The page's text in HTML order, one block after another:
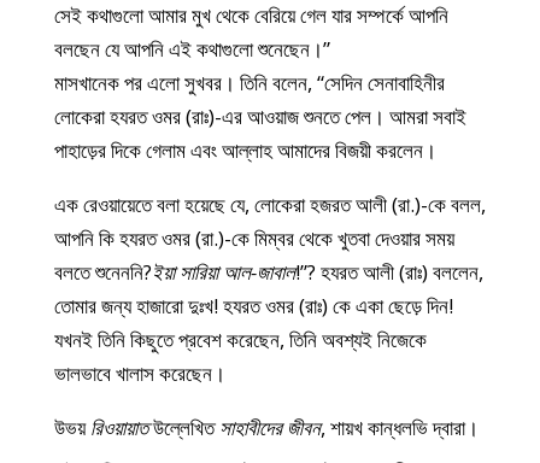
সেই কথাগুলো আমার মুখ থেকে বেরিয়ে গেল যার সম্পর্কে আপনি
বলছেন যে আপনি এই কথাগুলো শুনেছেন।”
মাসখানেক পর এলো সুখবর। তিনি বলেন, “সেদিন সেনাবাহিনীর
লোকেরা হযরত ওমর (রাঃ)-এর আওয়াজ শুনতে পেল। আমরা সবাই
পাহাড়ের দিকে গেলাম এবং আল্লাহ আমাদের বিজয়ী করলেন।
এক রেওয়ায়েতে বলা হয়েছে যে, লোকেরা হজরত আলী (রা.)-কে বলল,
আপনি কি হযরত ওমর (রা.)-কে মিম্বর থেকে খুতবা দেওয়ার সময়
বলতে শুনেননি?ইয়া সারিয়া আল-জাবাল!”? হযরত আলী (রাঃ) বললেন,
তোমার জন্য হাজারো দুঃখ! হযরত ওমর (রাঃ) কে একা ছেড়ে দিন!
যখনই তিনি কিছুতে প্রবেশ করেছেন, তিনি অবশ্যই নিজেকে
ভালভাবে খালাস করেছেন।
উভয়রিওয়ায়াতউল্লেখিত সাহাবীদের জীবন, শায়খ কান্ধলভি দ্বারা।